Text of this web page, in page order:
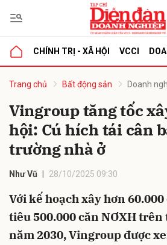
CHÍNH TRỊ - XÃ HỘI VCCI
Trang chủ Bất động sản Doanh
Vingroup tăng tốc
hội: Cú hích tái cân
trường nhà ở
Như Vũ 28/10/2025 09:30
Với kế hoạch xây hơn
tiêu 500.000 căn NƠXH trên
năm 2030, Vingroup được
luận